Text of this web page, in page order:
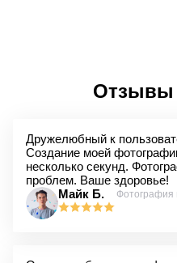
Отзывы
Дружелюбный к
Создание моей
несколько секунд.
проблем. Ваше здоровье!
Майк Б.